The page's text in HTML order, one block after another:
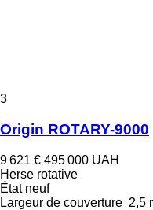
3
Origin ROTARY-9000
9 621 € 495 000 UAH
Herse rotative
Étatneuf
Largeur de couverture 2,5